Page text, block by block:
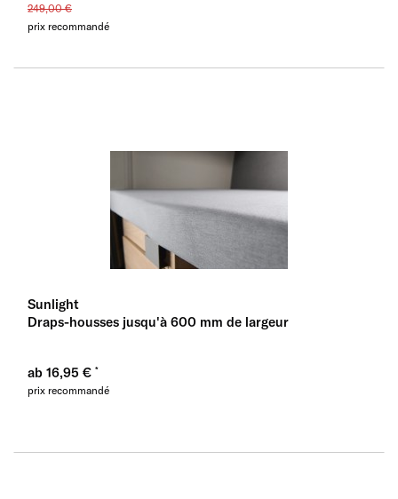
249,00 €
prix recommandé
Sunlight
Draps-housses jusqu'à 600 mm de largeur
ab 16,95 €
prix recommandé